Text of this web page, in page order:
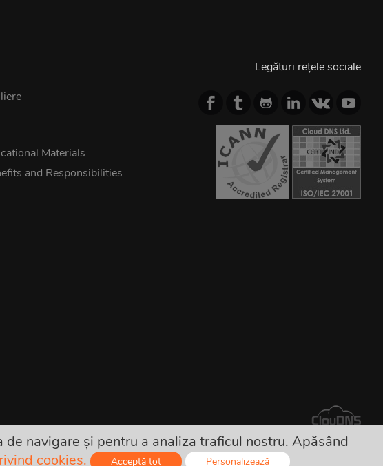
Materials
and Responsibilities
Legături rețele sociale
suplimentare ascunse!
navigare și pentru a analiza traficul nostru. Apăsând
cookies. Acceptă tot Personalizează